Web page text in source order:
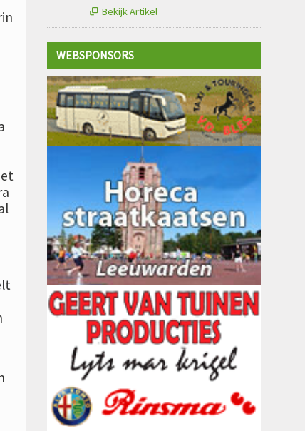
 Bekijk Artikel
WEBSPONSORS